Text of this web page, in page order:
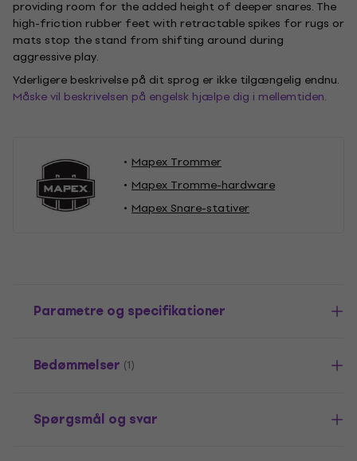
providing room for the added height of deeper snares. The
high-friction rubber feet with retractable spikes for rugs or
mats stop the stand from shifting around during
aggressive play.
Yderligere beskrivelse på dit sprog er ikke tilgængelig endnu.
Måske vil beskrivelsen på engelsk hjælpe dig i mellemtiden.
Mapex Trommer
Mapex Tromme-hardware
Mapex Snare-stativer
Parametre og specifikationer
Bedømmelser (1)
Spørgsmål og svar